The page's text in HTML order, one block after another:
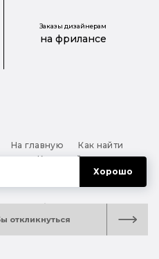
откликнуться
Заказы дизайнерам
на фрилансе
На главную
Как найти
Карта сайта
данных
Файлы cookie
Как выбрать дизайнера:
заказывает дизайн
Хорошо